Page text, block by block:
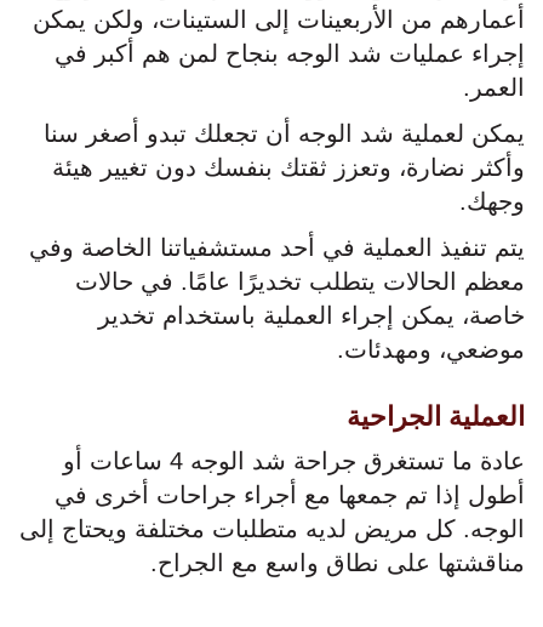
أعمارهم من الأربعينات إلى الستينات، ولكن يمكن
إجراء عمليات شد الوجه بنجاح لمن هم أكبر في
العمر.
يمكن لعملية شد الوجه أن تجعلك تبدو أصغر سنا
وأكثر نضارة، وتعزز ثقتك بنفسك دون تغيير هيئة
وجهك.
يتم تنفيذ العملية في أحد مستشفياتنا الخاصة وفي
معظم الحالات يتطلب تخديرًا عامًا. في حالات
خاصة، يمكن إجراء العملية باستخدام تخدير
موضعي، ومهدئات.
العملية الجراحية
عادة ما تستغرق جراحة شد الوجه 4 ساعات أو
أطول إذا تم جمعها مع أجراء جراحات أخرى في
الوجه. كل مريض لديه متطلبات مختلفة ويحتاج إلى
مناقشتها على نطاق واسع مع الجراح.